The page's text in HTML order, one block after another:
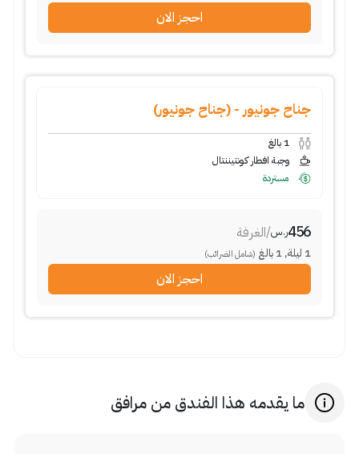
احجز الان
جناح جونيور - (جناح جونيور)
1 بالغ
وجبة افطار كونتيننتال
مستردة
456ر.س/الغرفة
1 ليلة,
1 بالغ (شامل الضرائب)
احجز الان
ما يقدمه هذا الفندق من مرافق